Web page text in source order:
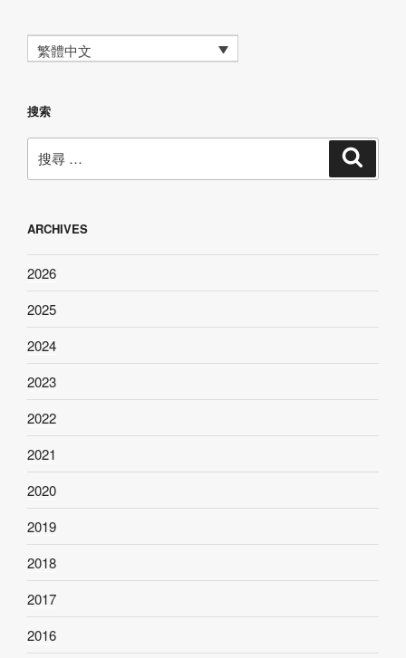
繁體中文
搜索
尋：
ARCHIVES
2026
2025
2024
2023
2022
2021
2020
2019
2018
2017
2016